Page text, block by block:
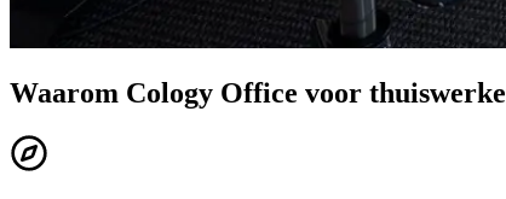
Waarom Cology Office voor